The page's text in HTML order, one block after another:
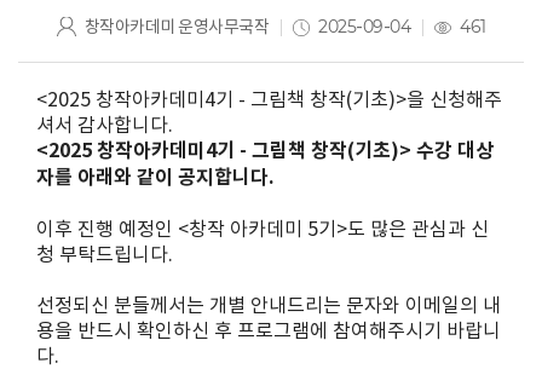
창작아카데미 운영사무국작 2025-09-04 461
<2025 창작아카데미4기 - 그림책 창작(기초)>을 신청해주
셔서 감사합니다.
<2025 창작아카데미4기 - 그림책 창작(기초)> 수강 대상
자를 아래와 같이 공지합니다.
이후 진행 예정인 <창작 아카데미 5기>도 많은 관심과 신
청 부탁드립니다.
선정되신 분들께서는 개별 안내드리는 문자와 이메일의 내
용을 반드시 확인하신 후 프로그램에 참여해주시기 바랍니
다.